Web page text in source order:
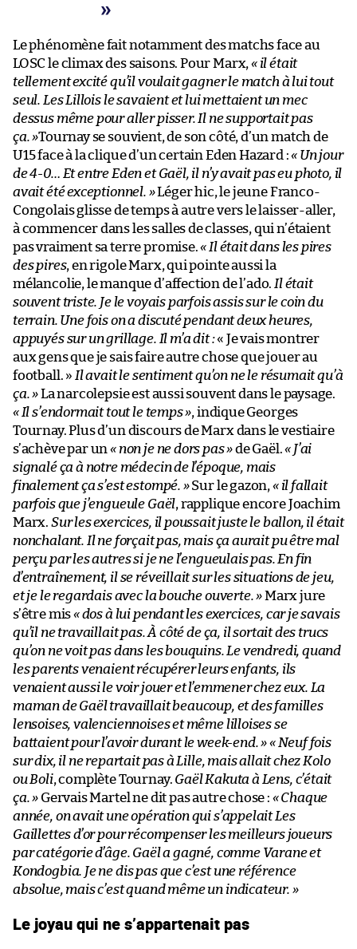
Le phénomène fait notamment des matchs face au
LOSC le climax des saisons. Pour Marx, « il était
tellement excité qu’il voulait gagner le match à lui tout
seul. Les Lillois le savaient et lui mettaient un mec
dessus même pour aller pisser. Il ne supportait pas
ça. »Tournay se souvient, de son côté, d’un match de
U15 face à la clique d’un certain Eden Hazard :« Un jour
de 4-0… Et entre Eden et Gaël, il n’y avait pas eu photo, il
avait été exceptionnel. »Léger hic, le jeune Franco-
Congolais glisse de temps à autre vers le laisser-aller,
à commencer dans les salles de classes, qui n’étaient
pas vraiment sa terre promise.« Il était dans les pires
des pires, en rigole Marx, qui pointe aussi la
mélancolie, le manque d’affection de l’ado. Il était
souvent triste. Je le voyais parfois assis sur le coin du
terrain. Une fois on a discuté pendant deux heures,
appuyés sur un grillage. Il m’a dit :« Je vais montrer
aux gens que je sais faire autre chose que jouer au
football. » Il avait le sentiment qu’on ne le résumait qu’à
ça. »La narcolepsie est aussi souvent dans le paysage.
« Il s’endormait tout le temps », indique Georges
Tournay. Plus d’un discours de Marx dans le vestiaire
s’achève par un« non je ne dors pas »de Gaël.« J’ai
signalé ça à notre médecin de l’époque, mais
finalement ça s’est estompé. »Sur le gazon, « il fallait
parfois que j’engueule Gaël, rapplique encore Joachim
Marx. Sur les exercices, il poussait juste le ballon, il était
nonchalant. Il ne forçait pas, mais ça aurait pu être mal
perçu par les autres si je ne l’engueulais pas. En fin
d’entraînement, il se réveillait sur les situations de jeu,
et je le regardais avec la bouche ouverte. »Marx jure
s’être mis« dos à lui pendant les exercices, car je savais
qu’il ne travaillait pas. À côté de ça, il sortait des trucs
qu’on ne voit pas dans les bouquins. Le vendredi, quand
les parents venaient récupérer leurs enfants, ils
venaient aussi le voir jouer et l’emmener chez eux. La
maman de Gaël travaillait beaucoup, et des familles
lensoises, valenciennoises et même lilloises se
battaient pour l’avoir durant le week-end. »« Neuf fois
sur dix, il ne repartait pas à Lille, mais allait chez Kolo
ou Boli, complète Tournay. Gaël Kakuta à Lens, c’était
ça. » Gervais Martel ne dit pas autre chose : « Chaque
année, on avait une opération qui s’appelait Les
Gaillettes d’or pour récompenser les meilleurs joueurs
par catégorie d’âge. Gaël a gagné, comme Varane et
Kondogbia. Je ne dis pas que c’est une référence
absolue, mais c’est quand même un indicateur. »
Le joyau qui ne s’appartenait pas